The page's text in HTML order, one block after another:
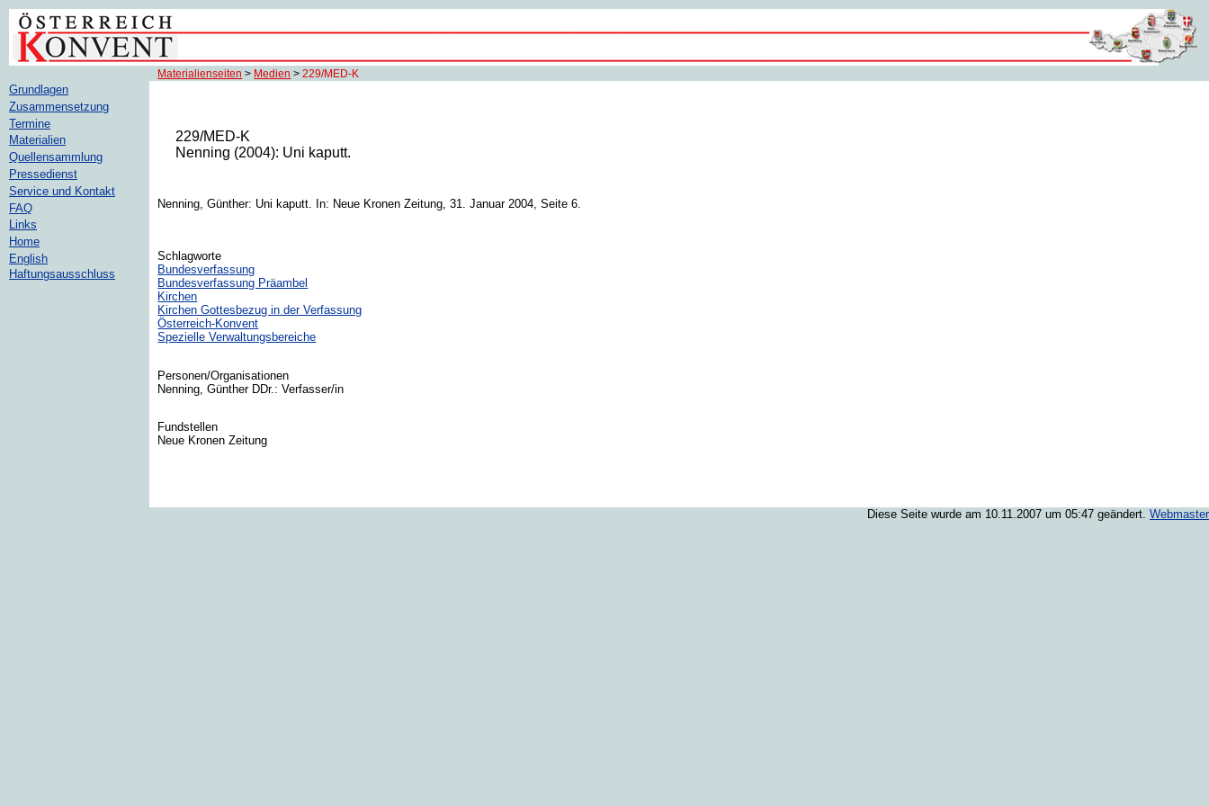
Materialienseiten > Medien >229/MED-K
229/MED-K
Nenning (2004): Uni kaputt.
Nenning, Günther: Uni kaputt. In: Neue Kronen Zeitung, 31. Januar 2004, Seite 6.
Schlagworte
Bundesverfassung
Bundesverfassung Präambel
Kirchen
Kirchen Gottesbezug in der Verfassung
Österreich-Konvent
Spezielle Verwaltungsbereiche
Personen/Organisationen
Nenning, Günther DDr.: Verfasser/in
Fundstellen
Neue Kronen Zeitung
Diese Seite wurde am 10.11.2007 um 05:47 geändert. Webmaster
Grundlagen
Zusammensetzung
Termine
Materialien
Quellensammlung
Pressedienst
Service und Kontakt
FAQ
Links
Home
English
Haftungsausschluss